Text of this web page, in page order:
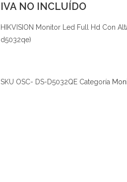
IVA NO INCLUÍDO
HIKVISION Monitor Led Full Hd Con
d5032qe)
SKU OSC- DS-D5032QE Categoría